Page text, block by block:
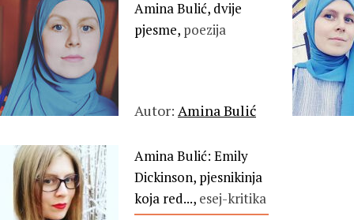
Amina Bulić, dvije
pjesme, poezija
Autor: Amina Bulić
Amina Bulić: Emily
Dickinson, pjesnikinja
koja red..., esej-kritika